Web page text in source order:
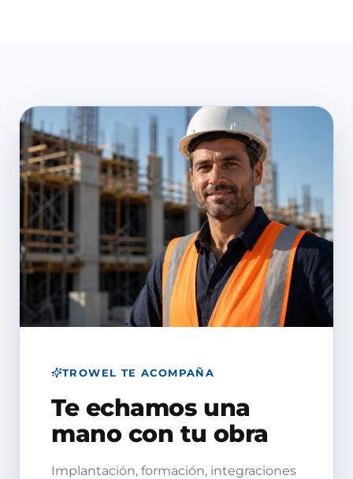
TROWEL TE ACOMPAÑA
Te echamos una
mano con tu obra
Implantación, formación, integraciones